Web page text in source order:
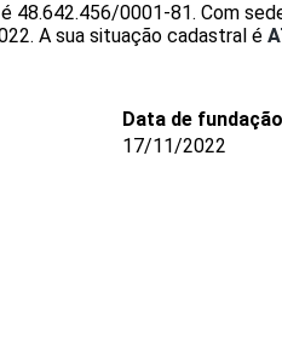
é 48.642.456/0001-81. Com
A sua situação cadastral é
Data de fundação
17/11/2022